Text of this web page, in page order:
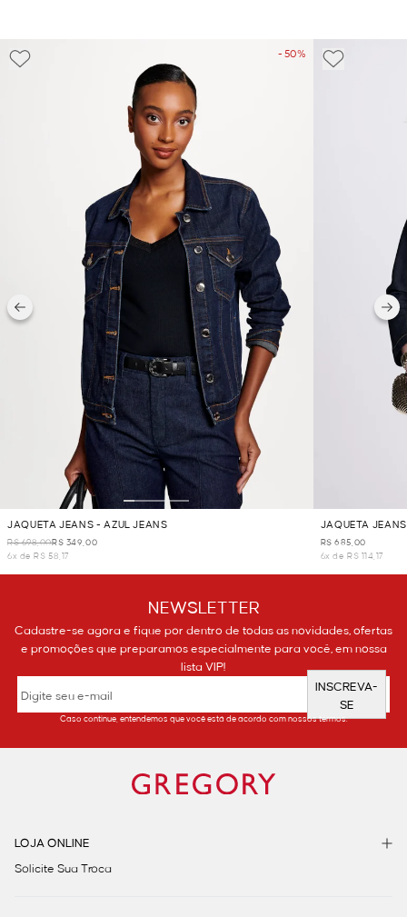
- 50%
JAQUETA JEANS - AZUL JEANS
R$ 698,00R$ 349,00
6x de R$ 58,17
JAQUETA
R$ 685,00
6x de R$ 114,17
NEWSLETTER
Cadastre-se agora e fique por dentro de todas as novidades, ofertas
e promoções que preparamos especialmente para você, em nossa
lista VIP!
INSCREVA-
SE
Caso continue, entendemos que você está de acordo com nossos termos.
LOJA ONLINE
Solicite Sua Troca